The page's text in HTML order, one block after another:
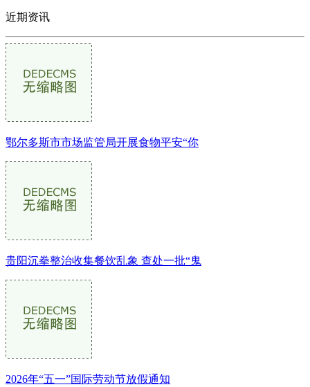
近期资讯
鄂尔多斯市市场监管局开展食物平安“你
贵阳沉拳整治收集餐饮乱象 查处一批“鬼
2026年“五一”国际劳动节放假通知